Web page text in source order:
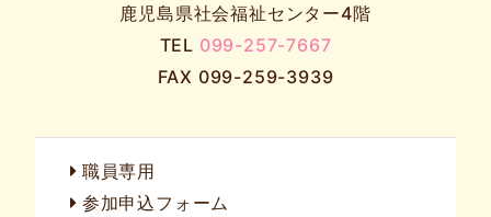
鹿児島県社会福祉センター4階
TEL 099-257-7667
FAX 099-259-3939
職員専用
参加申込フォーム